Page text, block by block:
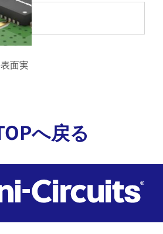
面実
へ戻る